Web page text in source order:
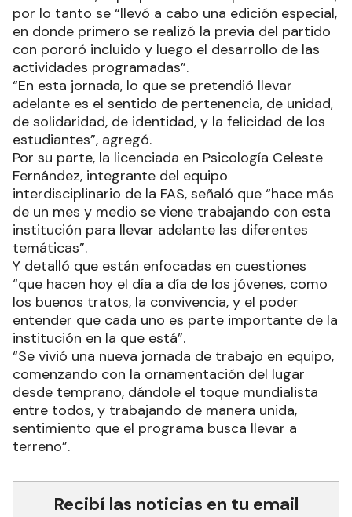
por lo tanto se “llevó a cabo una edición especial,
en donde primero se realizó la previa del partido
con pororó incluido y luego el desarrollo de las
actividades programadas”.
“En esta jornada, lo que se pretendió llevar
adelante es el sentido de pertenencia, de unidad,
de solidaridad, de identidad, y la felicidad de los
estudiantes”, agregó.
Por su parte, la licenciada en Psicología Celeste
Fernández, integrante del equipo
interdisciplinario de la FAS, señaló que “hace más
de un mes y medio se viene trabajando con esta
institución para llevar adelante las diferentes
temáticas”.
Y detalló que están enfocadas en cuestiones
“que hacen hoy el día a día de los jóvenes, como
los buenos tratos, la convivencia, y el poder
entender que cada uno es parte importante de la
institución en la que está”.
“Se vivió una nueva jornada de trabajo en equipo,
comenzando con la ornamentación del lugar
desde temprano, dándole el toque mundialista
entre todos, y trabajando de manera unida,
sentimiento que el programa busca llevar a
terreno”.
Recibí las noticias en tu email